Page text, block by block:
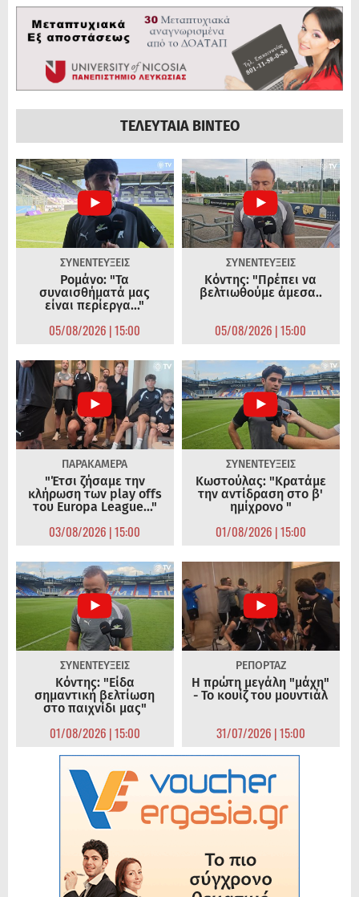
ΤΕΛΕΥΤΑΙΑ ΒΙΝΤΕΟ
ΣΥΝΕΝΤΕΥΞΕΙΣ
Ρομάνο: "Τα
συναισθήματά μας
είναι περίεργα..."
05/08/2026 | 15:00
ΣΥΝΕΝΤΕΥΞΕΙΣ
Κόντης: "Πρέπει να
βελτιωθούμε άμεσα..
05/08/2026 | 15:00
ΠΑΡΑΚΑΜΕΡΑ
"Έτσι ζήσαμε την
κλήρωση των play offs
του Europa League..."
03/08/2026 | 15:00
ΣΥΝΕΝΤΕΥΞΕΙΣ
Κωστούλας: "Κρατάμε
την αντίδραση στο β'
ημίχρονο "
01/08/2026 | 15:00
ΣΥΝΕΝΤΕΥΞΕΙΣ
Κόντης: "Είδα
σημαντική βελτίωση
στο παιχνίδι μας"
01/08/2026 | 15:00
ΡΕΠΟΡΤΑΖ
Η πρώτη μεγάλη "μάχη"
- Το κουίζ του μουντιάλ
31/07/2026 | 15:00